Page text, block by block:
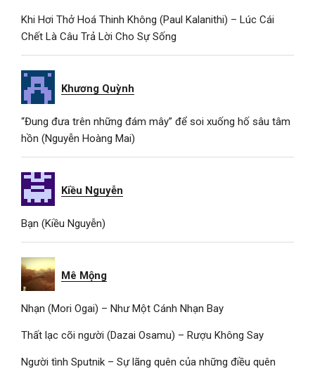
Khi Hơi Thở Hoá Thinh Không (Paul Kalanithi) – Lúc Cái
Chết Là Câu Trả Lời Cho Sự Sống
Khương Quỳnh
“Đung đưa trên những đám mây” để soi xuống hố sâu tâm
hồn (Nguyễn Hoàng Mai)
Kiều Nguyễn
Bạn (Kiều Nguyễn)
Mê Mộng
Nhạn (Mori Ogai) – Như Một Cánh Nhạn Bay
Thất lạc cõi người (Dazai Osamu) – Rượu Không Say
Người tình Sputnik – Sự lãng quên của những điều quên